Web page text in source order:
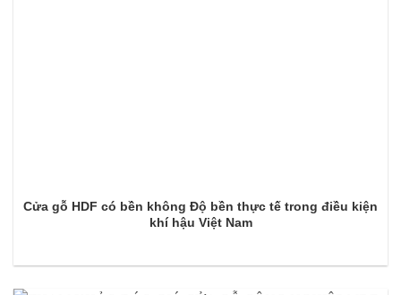
Cửa gỗ HDF có bền không Độ bền thực tế trong điều kiện
khí hậu Việt Nam